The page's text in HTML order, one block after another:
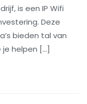
is een IP Wifi
Deze
bieden tal van
helpen […]